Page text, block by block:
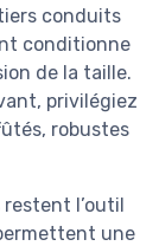
conduits
conditionne
de la taille.
privilégiez
robustes
l’outil
une